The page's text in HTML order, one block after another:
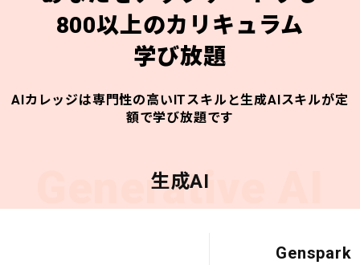
800以上のカリキュラム
学び放題
AIカレッジは専門性の高いITスキルと生成AIスキルが定
額で学び放題です
Generative AI
生成AI
Genspark